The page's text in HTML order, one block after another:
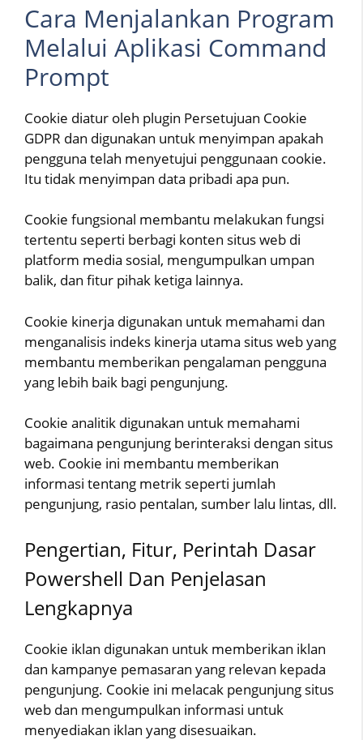
Cara Menjalankan Program
Melalui Aplikasi Command
Prompt
Cookie diatur oleh plugin Persetujuan Cookie
GDPR dan digunakan untuk menyimpan apakah
pengguna telah menyetujui penggunaan cookie.
Itu tidak menyimpan data pribadi apa pun.
Cookie fungsional membantu melakukan fungsi
tertentu seperti berbagi konten situs web di
platform media sosial, mengumpulkan umpan
balik, dan fitur pihak ketiga lainnya.
Cookie kinerja digunakan untuk memahami dan
menganalisis indeks kinerja utama situs web yang
membantu memberikan pengalaman pengguna
yang lebih baik bagi pengunjung.
Cookie analitik digunakan untuk memahami
bagaimana pengunjung berinteraksi dengan situs
web. Cookie ini membantu memberikan
informasi tentang metrik seperti jumlah
pengunjung, rasio pentalan, sumber lalu lintas, dll.
Pengertian, Fitur, Perintah Dasar
Powershell Dan Penjelasan
Lengkapnya
Cookie iklan digunakan untuk memberikan iklan
dan kampanye pemasaran yang relevan kepada
pengunjung. Cookie ini melacak pengunjung situs
web dan mengumpulkan informasi untuk
menyediakan iklan yang disesuaikan.